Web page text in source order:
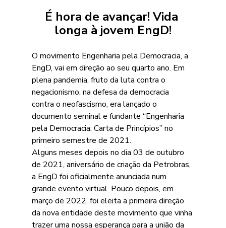
É hora de avançar! Vida
longa à jovem EngD!
O movimento Engenharia pela Democracia, a
EngD, vai em direção ao seu quarto ano. Em
plena pandemia, fruto da luta contra o
negacionismo, na defesa da democracia
contra o neofascismo, era lançado o
documento seminal e fundante “Engenharia
pela Democracia: Carta de Princípios” no
primeiro semestre de 2021.
Alguns meses depois no dia 03 de outubro
de 2021, aniversário de criação da Petrobras,
a EngD foi oficialmente anunciada num
grande evento virtual. Pouco depois, em
março de 2022, foi eleita a primeira direção
da nova entidade deste movimento que vinha
trazer uma nossa esperança para a união da